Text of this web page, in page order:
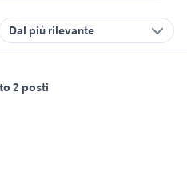
Dal più rilevante
2 posti